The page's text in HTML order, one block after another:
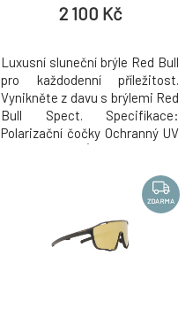
2 100 Kč
Luxusní sluneční brýle Red Bull
pro každodenní příležitost.
Vynikněte z davu s brýlemi Red
Bull Spect. Specifikace:
Polarizační čočky Ochranný UV
jasné světelné podmínky,
intenzivní sluneční záření,
vynikající ochrana proti
infračervenému záření)
Materiál: G850 speciální druh
ZDARMA